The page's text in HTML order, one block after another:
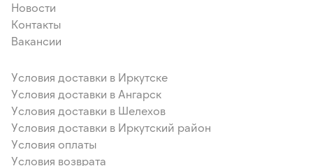
Новости
Контакты
Вакансии
Условия доставки в Иркутске
Условия доставки в Ангарск
Условия доставки в Шелехов
Условия доставки в Иркутский район
Условия оплаты
Условия возврата